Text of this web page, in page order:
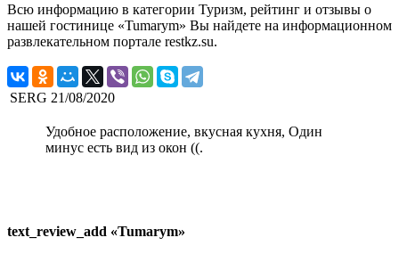
Всю информацию в категории Туризм, рейтинг и отзывы о
нашей гостинице «Tumarym» Вы найдете на информационном
развлекательном портале restkz.su.
SERG 21/08/2020
Удобное расположение, вкусная кухня, Один
минус есть вид из окон ((.
text_review_add «Tumarym»